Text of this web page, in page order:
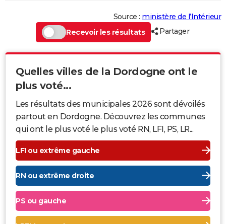
Source : ministère de l’Intérieur
Recevoir les résultats
Partager
Quelles villes de la Dordogne ont le
plus voté...
Les résultats des municipales 2026 sont dévoilés
partout en Dordogne. Découvrez les communes
qui ont le plus voté le plus voté RN, LFI, PS, LR...
LFI ou extrême gauche
RN ou extrême droite
PS ou gauche